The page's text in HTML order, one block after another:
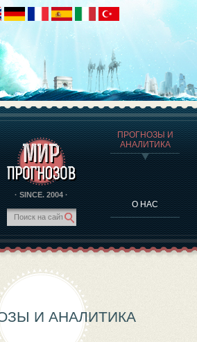
· SINCE. 2004 ·
ПРОГНОЗЫ И
АНАЛИТИКА
О НАС
О ПРОГРАММЕ
ХАРАКТЕРA ЧЕЛОВЕКА
ВЫДАЮЩИХСЯ ЛИЧНОСТЕЙ
О ПРОГРАММЕ
ВОЛИКОВА
И АНАЛИТИКА
И АНАЛИТИКА